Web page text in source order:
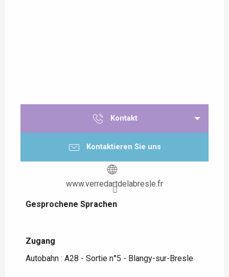
Kontakt
Kontaktieren Sie uns
www.verredartdelabresle.fr
Gesprochene Sprachen
Gesprochene Sprachen
Zugang
Zugang
Autobahn : A28 - Sortie n°5 - Blangy-sur-Bresle